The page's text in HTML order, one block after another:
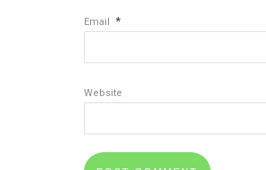
Email *
Website